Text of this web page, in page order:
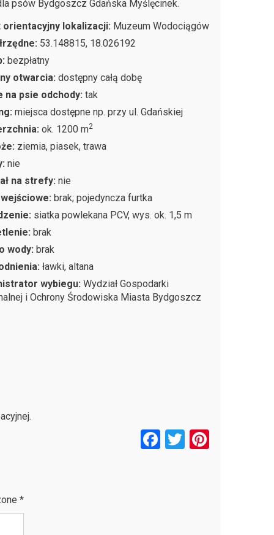
psów Bydgoszcz Gdańska Myślęcinek.
orientacyjny lokalizacji: Muzeum Wodociągów
53.148815, 18.026192
bezpłatny
otwarcia:dostępny całą dobę
na psie odchody:tak
miejsca dostępne np. przy ul. Gdańskiej
ok. 1200 m2
ziemia, piasek, trawa
nie
na strefy:nie
wejściowe:brak; pojedyncza furtka
siatka powlekana PCV, wys. ok. 1,5 m
brak
wody:brak
ławki, altana
wybiegu:Wydział Gospodarki
i Ochrony Środowiska Miasta Bydgoszcz
F T
*